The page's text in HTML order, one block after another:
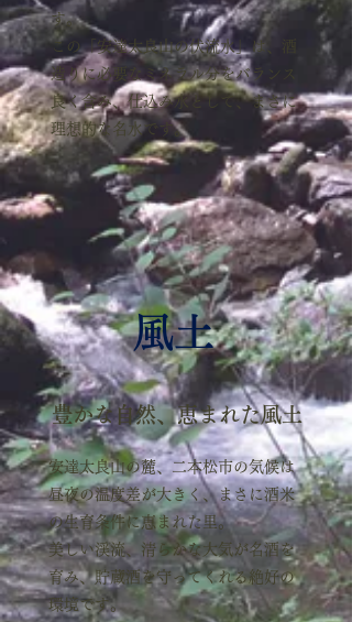
す。
この「安達太良山の伏流水」は、酒
造りに必要なミネラル分をバランス
良く含み、仕込み水として、まさに
理想的な名水です。
​風土
豊かな自然、恵まれた風土
安達太良山の麓、二本松市の気候は
昼夜の温度差が大きく、まさに酒米
の生育条件に恵まれた里。
美しい渓流、清らかな大気が名酒を
育み、貯蔵酒を守ってくれる絶好の
環境です。